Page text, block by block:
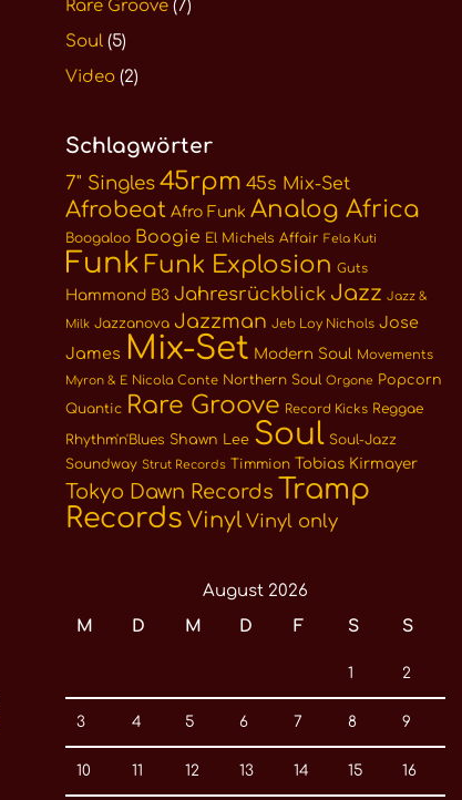
Rare Groove(7)
Soul(5)
Video(2)
Schlagwörter
7" Singles 45rpm 45s Mix-Set
Afrobeat Afro Funk Analog Africa
Boogaloo Boogie El Michels Affair Fela Kuti
Funk Funk Explosion Guts
Hammond B3 Jahresrückblick Jazz Jazz &
Milk Jazzanova Jazzman Jeb Loy Nichols Jose
James Mix-Set Modern Soul Movements
Myron & E Nicola Conte Northern Soul Orgone
Popcorn
Quantic Rare Groove Record Kicks Reggae
Rhythm'n'Blues Shawn Lee Soul Soul-Jazz
Soundway Strut Records Timmion Tobias Kirmayer
Tokyo Dawn Records Tramp
Records Vinyl Vinyl only
August 2026
M
D M D F S S
1 2
3 4 5 6 7 8 9
10 11 12 13 14 15 16